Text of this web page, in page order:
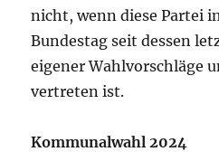
nicht, wenn diese Partei
Bundestag seit dessen
eigener Wahlvorschläge
vertreten ist.
Kommunalwahl 2024